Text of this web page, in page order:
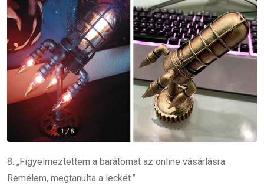
8. „Figyelmeztettem a barátomat az online vásárlásra.
Remélem, megtanulta a leckét.”